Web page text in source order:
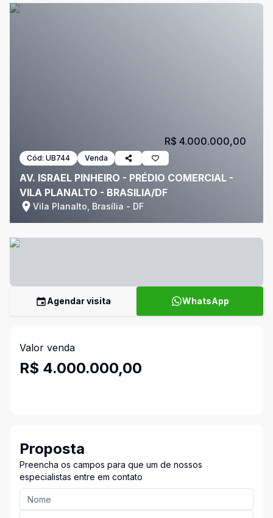
Cód: UB744 Venda
AV. ISRAEL PINHEIRO - PRÉDIO COMERCIAL -
VILA PLANALTO - BRASILIA/DF
Vila Planalto, Brasília - DF
R$ 4.000.000,00
Agendar visita WhatsApp
Valor venda
R$ 4.000.000,00
Proposta
Preencha os campos para que um de nossos
especialistas entre em contato